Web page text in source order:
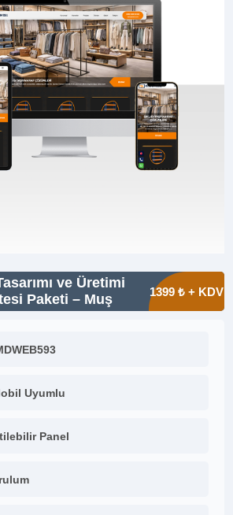
ve Üretimi
Paketi – Muş
1399 ₺ + KDV
Uyumlu
Panel